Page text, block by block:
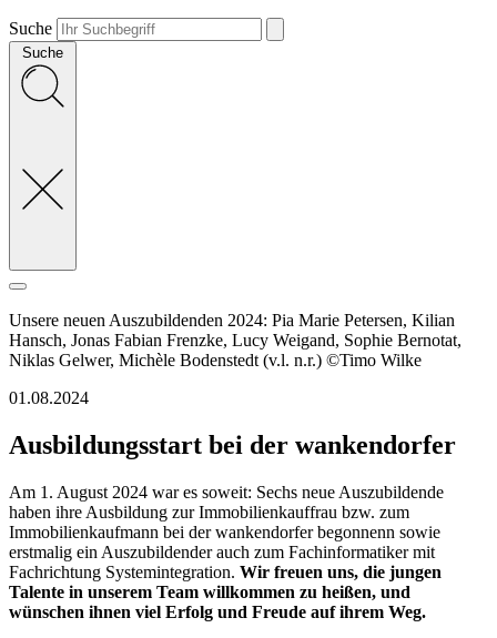
Suche
Suche
Unsere neuen Auszubildenden 2024: Pia Marie Petersen, Kilian
Hansch, Jonas Fabian Frenzke, Lucy Weigand, Sophie Bernotat,
Niklas Gelwer, Michèle Bodenstedt (v.l. n.r.) ©Timo Wilke
01.08.2024
Ausbildungsstart bei der wankendorfer
Am 1. August 2024 war es soweit: Sechs neue Auszubildende
haben ihre Ausbildung zur Immobilienkauffrau bzw. zum
Immobilienkaufmann bei der wankendorfer begonnenn sowie
erstmalig ein Auszubildender auch zum Fachinformatiker mit
Fachrichtung Systemintegration. Wir freuen uns, die jungen
Talente in unserem Team willkommen zu heißen, und
wünschen ihnen viel Erfolg und Freude auf ihrem Weg.